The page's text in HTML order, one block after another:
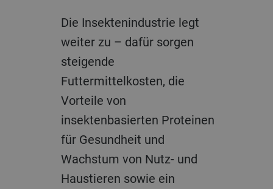
Die Insektenindustrie legt
weiter zu – dafür sorgen
steigende
Futtermittelkosten, die
Vorteile von
insektenbasierten Proteinen
für Gesundheit und
Wachstum von Nutz- und
Haustieren sowie ein